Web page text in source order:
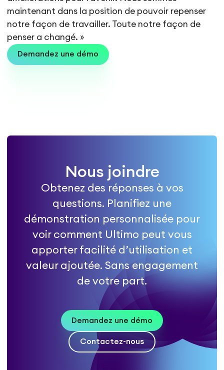
maintenant dans la position de pouvoir repenser
notre façon de travailler. Toute notre façon de
penser a changé. »
Demandez une démo
Nous joindre
Obtenez des réponses à vos
questions. Planifiez une
démonstration personnalisée pour
voir comment Ultimo peut vous
apporter facilité d’utilisation et
valeur ajoutée. Sans engagement
de votre part.
Demandez une démo
Contactez-nous